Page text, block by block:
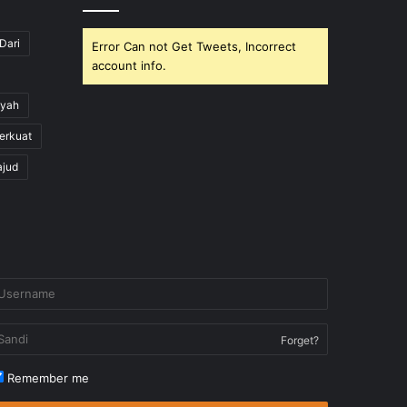
Dari
Error Can not Get Tweets, Incorrect
account info.
Forget?
Remember me